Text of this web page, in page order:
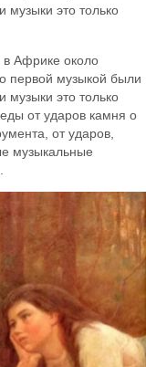
музыки это только
в Африке около
первой музыкой были
музыки это только
от ударов камня о
от ударов,
музыкальные